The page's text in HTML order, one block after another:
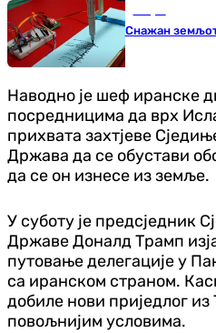
Снажан
Наводно је шеф иранске
посредницима да врх
прихвата захтјеве
Држава да се обустави
да се он изнесе из земље.
У суботу је предсједник
Државе Доналд Трамп
путовање делегације у
са иранском страном.
добиле нови приједлог
повољнијим условима.